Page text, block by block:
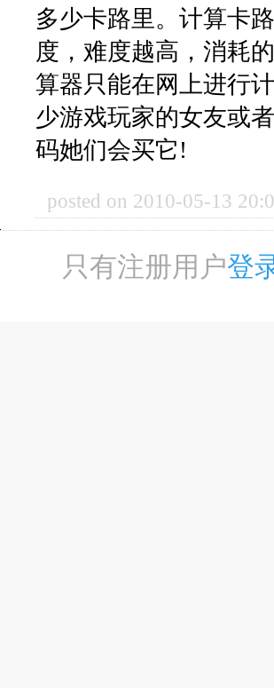
多少卡路里。计算卡
度，难度越高，消耗
算器只能在网上进行
少游戏玩家的女友或
码她们会买它!
posted on 2010-05-13
只有注册用户登